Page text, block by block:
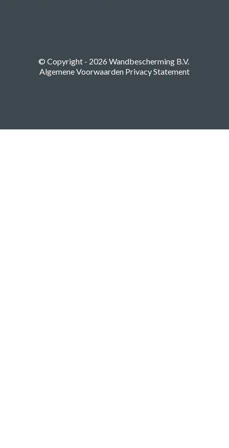
© Copyright - 2026 Wandbescherming B.V.
Algemene Voorwaarden Privacy Statement